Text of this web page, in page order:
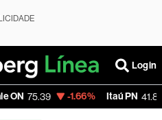
Login
-1.66% Itaú PN 41.83 -1.30%